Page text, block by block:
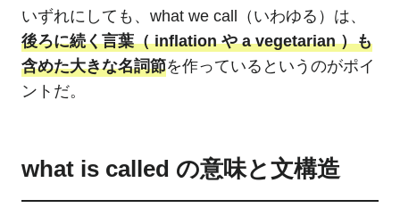
いずれにしても、what we call（いわゆる）は、
後ろに続く言葉（ inflation や a vegetarian ）も
含めた大きな名詞節を作っているというのがポイ
ントだ。
what is called の意味と文構造